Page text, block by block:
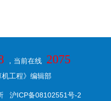
，当前在线 2075
工程》编辑部
沪ICP备08102551号-2